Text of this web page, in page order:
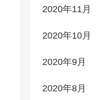
2020年11月
2020年10月
2020年9月
2020年8月